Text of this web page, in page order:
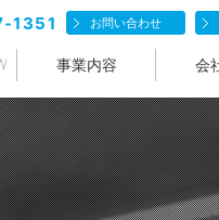
1351 お問い合わせ
事業内容 会